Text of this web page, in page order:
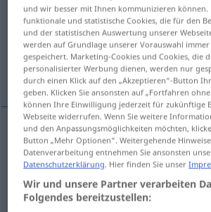
Übersicht aller Übersetzungen
(Für mehr Details die Übersetzung
појављивати се
Beispiele
sich einfinden
појављивати се
und wir besser mit Ihnen kommunizieren können.
funktionale und statistische Cookies, die für den
und der statistischen Auswertung unserer
werden auf Grundlage unserer Vorauswahl
gespeichert. Marketing-Cookies und Cookies, die
personalisierter Werbung dienen, werden nur
durch einen Klick auf den „Akzeptieren“-Button
geben. Klicken Sie ansonsten auf „Fortfahren
können Ihre Einwilligung jederzeit für zukünftige
Webseite widerrufen. Wenn Sie weitere
und den Anpassungsmöglichkeiten möchten,
Button „Mehr Optionen“. Weitergehende
Datenverarbeitung entnehmen Sie ansonsten
Datenschutzerklärung . Hier finden Sie unser
Wir und unsere Partner verarbeiten
Folgendes bereitzustellen: